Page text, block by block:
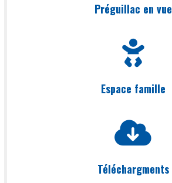
Préguillac en vue
Espace famille
Téléchargments